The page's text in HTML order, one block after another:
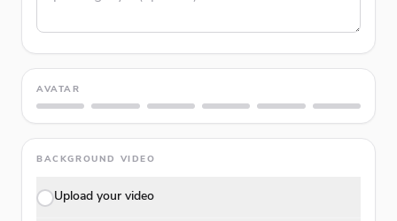
AVATAR
BACKGROUND VIDEO
Upload your video